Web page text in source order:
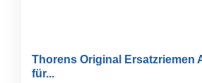
Thorens Original Ersatzriemen
für...